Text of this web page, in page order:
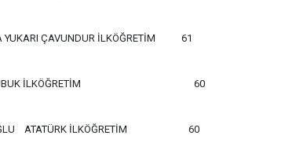
YUKARI ÇAVUNDUR İLKÖĞRETİM 61
İLKÖĞRETİM 60
ATATÜRK İLKÖĞRETİM 60